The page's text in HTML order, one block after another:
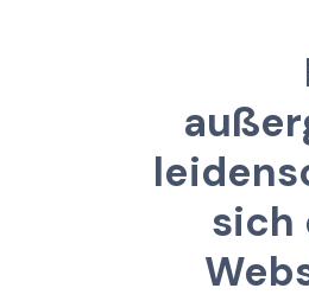
außer
leidens
sich
Web